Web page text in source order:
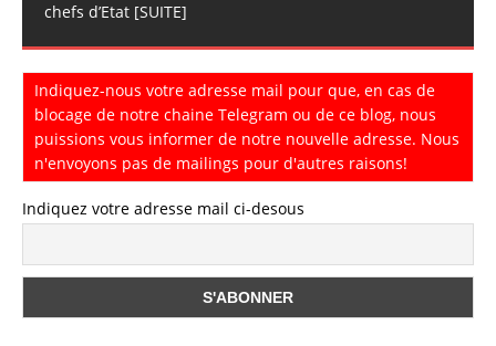
chefs d’Etat [SUITE]
Indiquez-nous votre adresse mail pour que, en cas de
blocage de notre chaine Telegram ou de ce blog, nous
puissions vous informer de notre nouvelle adresse. Nous
n'envoyons pas de mailings pour d'autres raisons!
Indiquez votre adresse mail ci-desous